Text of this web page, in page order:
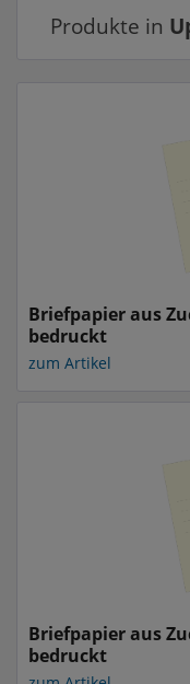
Produkte in
Briefpapier aus
bedruckt
zum Artikel
Briefpapier aus
bedruckt